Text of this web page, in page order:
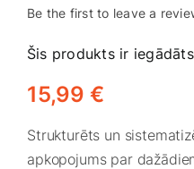
Preces birojam
Be the first to leave a
Šis produkts ir
15,99 €
Strukturēts un
apkopojums par